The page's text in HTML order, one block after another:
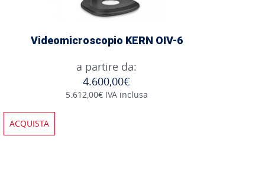
Videomicroscopio KERN OIV-6
a partire da:
4.600,00€
5.612,00€ IVA inclusa
ACQUISTA